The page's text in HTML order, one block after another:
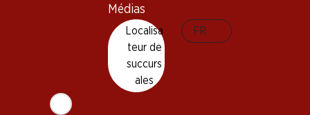
Médias
Localisa
teur de
succurs
ales
FR
Expovina: Diplôme d’Or
Température de dégustation